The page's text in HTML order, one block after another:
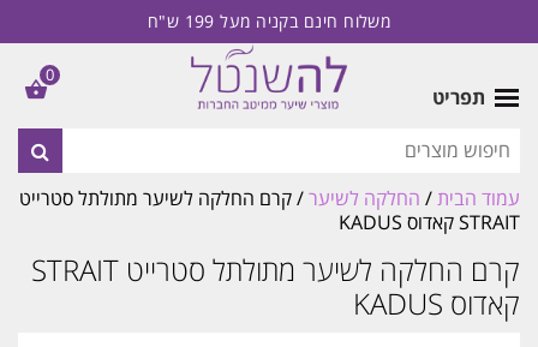
משלוח חינם בקניה מעל 199 ש"ח
תפריט
עמוד הבית/ החלקה לשיער/ קרם החלקה לשיער מתולתל סטרייט
STRAIT קאדוס KADUS
קרם החלקה לשיער מתולתל סטרייט STRAIT
קאדוס KADUS
0